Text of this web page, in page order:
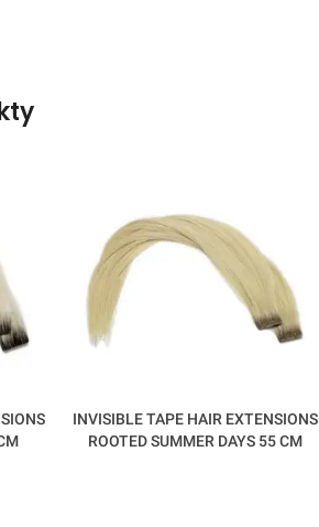
INVISIBLE TAPE HAIR EXTENSIONS
ROOTED SUMMER DAYS 55 CM